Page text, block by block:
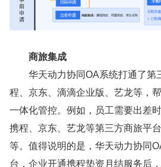
商旅集成
华天动力协同OA系统打通了第
程、京东、滴滴企业版、艺龙等，
一体化管控。例如，员工需要出差
携程、京东、艺龙等第三方商旅平
等。值得说明的是，华天动力协同
台，企业开通携程垫资月结服务后